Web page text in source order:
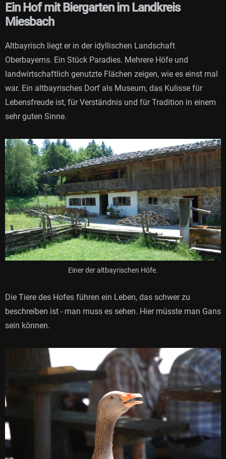
Ein Hof mit Biergarten im Landkreis
Miesbach
Altbayrisch liegt er in der idyllischen Landschaft
Oberbayerns. Ein Stück Paradies. Mehrere Höfe und
landwirtschaftlich genutzte Flächen zeigen, wie es einst mal
war. Ein altbayrisches Dorf als Museum, das Kulisse für
Lebensfreude ist, für Verständnis und für Tradition in einem
sehr guten Sinne.
Einer der altbayrischen Höfe.
Die Tiere des Hofes führen ein Leben, das schwer zu
beschreiben ist - man muss es sehen. Hier müsste man Gans
sein können.